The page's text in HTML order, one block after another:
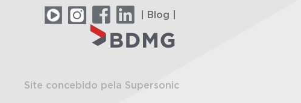
| Blog |
Site concebido pela Supersonic